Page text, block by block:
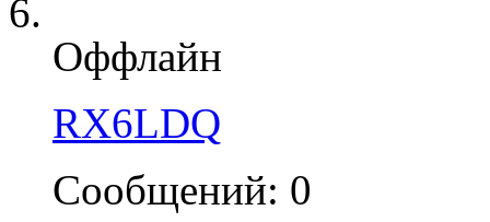
Оффлайн
RX6LDQ
Сообщений: 0